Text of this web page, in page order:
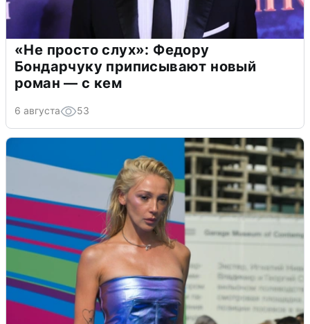
«Не просто слух»: Федору
Бондарчуку приписывают новый
роман — с кем
6 августа 53